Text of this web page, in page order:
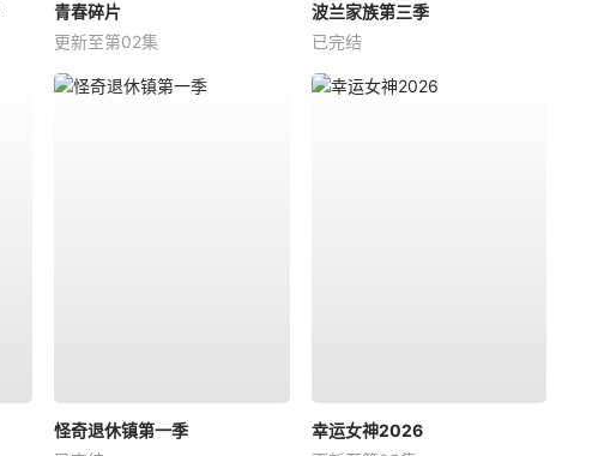
青春碎片
更新至第02集
波兰家族第三季
已完结
怪奇退休镇第一季
幸运女神2026